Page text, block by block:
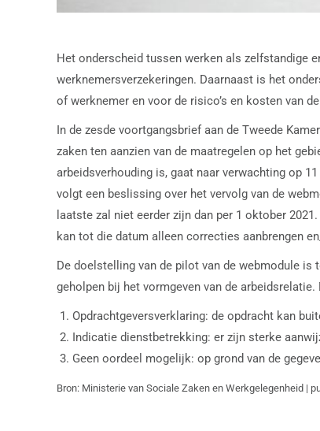
Het onderscheid tussen werken als zelfstandige
werknemersverzekeringen. Daarnaast is het
of werknemer en voor de risico’s en kosten van
In de zesde voortgangsbrief aan de Tweede
zaken ten aanzien van de maatregelen op het
arbeidsverhouding is, gaat naar verwachting op
volgt een beslissing over het vervolg van de
laatste zal niet eerder zijn dan per 1 oktober
kan tot die datum alleen correcties aanbrengen
De doelstelling van de pilot van de webmodule is
geholpen bij het vormgeven van de
Opdrachtgeversverklaring: de opdracht kan
Indicatie dienstbetrekking: er zijn sterke
Geen oordeel mogelijk: op grond van de
Bron: Ministerie van Sociale Zaken en Werkgelegenheid |